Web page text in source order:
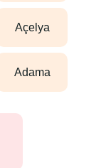
açelya
adama